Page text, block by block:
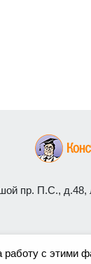
пр. П.С., д.48,
работу с этими